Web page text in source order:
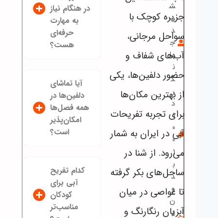
ش
ی
د
ج
ها
ن
گ
ر
د
1
0
0
1
ب
د
و
ن
د
جزیره کوچک با
سواحل مرجانی،
آب‌های شفاف و
حضور دلفین‌ها، یکی
از بهترین مکان‌ها
برای تجربه تفریحات
آبی در ایران به شمار
می‌رود. از شنا در
ساحل‌های بکر گرفته
تا غواصی در میان
آبزیان رنگارنگ و
در هنگام نیاز
به مهارت
حرفه‌ای
هست؟
آیا تماشای
دلفین‌ها در
همه فصل‌ها
امکان‌پذیر
است؟
کدام تفریح
آبی برای
کودکان
مناسب‌تر